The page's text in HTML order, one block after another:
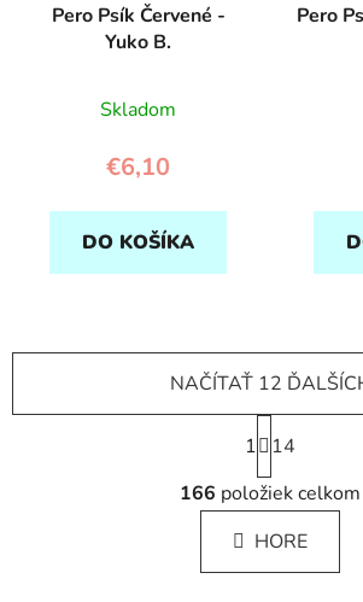
Pero Psík Červené -
Yuko B.
Skladom
€6,10
DO KOŠÍKA
Pero
O
v
l
á
d
NAČÍTAŤ 12
S
t
r
á
n
k
1
14
166 položiek celkom
HORE